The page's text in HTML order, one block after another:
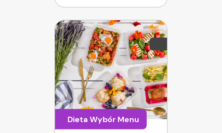
Dieta Wybór Menu